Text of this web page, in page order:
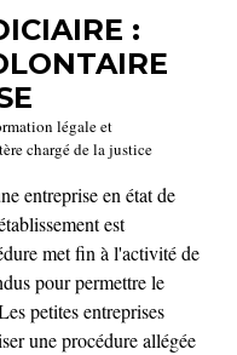
:
légale et
chargé de la justice
entreprise en état de
est
met fin à l'activité de
pour permettre le
petites entreprises
une procédure allégée